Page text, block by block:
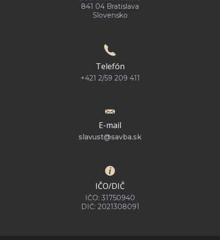
841 04 Bratislava
Slovensko
Telefón
+421 2/59 209 411
E-mail
slavust@savba.sk
IČO/DIČ
IČO: 31750940
DIČ: 2021308091